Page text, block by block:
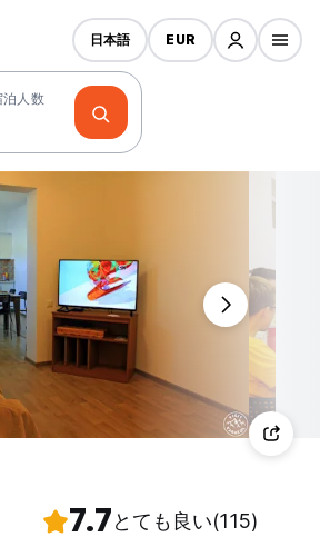
泊人数
日本語 EUR
7.7とても良い(115)